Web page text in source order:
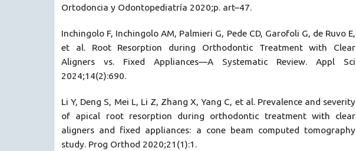
Ortodoncia y Odontopediatría 2020;p. art–47.
Inchingolo F, Inchingolo AM, Palmieri G, Pede CD, Garofoli G, de Ruvo E,
et al. Root Resorption during Orthodontic Treatment with Clear
Aligners vs. Fixed Appliances—A Systematic Review. Appl Sci
2024;14(2):690.
Li Y, Deng S, Mei L, Li Z, Zhang X, Yang C, et al. Prevalence and severity
of apical root resorption during orthodontic treatment with clear
aligners and fixed appliances: a cone beam computed tomography
study. Prog Orthod 2020;21(1):1.